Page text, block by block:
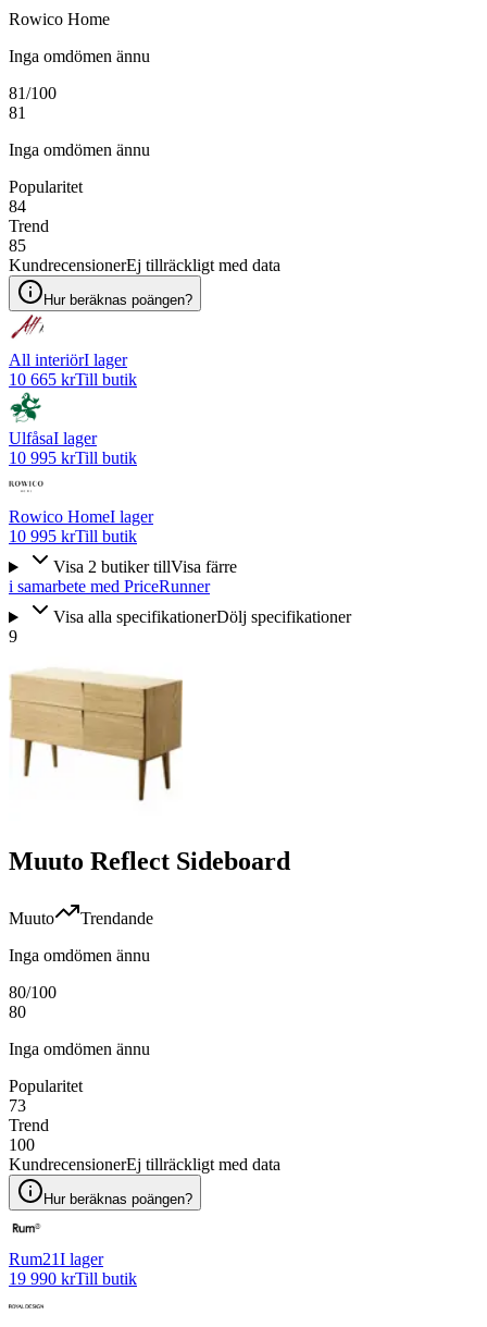
Rowico Home
Inga omdömen ännu
81/100
81
Inga omdömen ännu
Popularitet
84
Trend
85
KundrecensionerEj tillräckligt med data
Hur beräknas poängen?
All interiörI lager
10 665 krTill butik
UlfåsaI lager
10 995 krTill butik
Rowico HomeI lager
10 995 krTill butik
Visa 2 butiker tillVisa färre
i samarbete med PriceRunner
Visa alla specifikationerDölj specifikationer
9
Muuto Reflect Sideboard
Muuto
Trendande
Inga omdömen ännu
80/100
80
Inga omdömen ännu
Popularitet
73
Trend
100
KundrecensionerEj tillräckligt med data
Hur beräknas poängen?
Rum21I lager
19 990 krTill butik